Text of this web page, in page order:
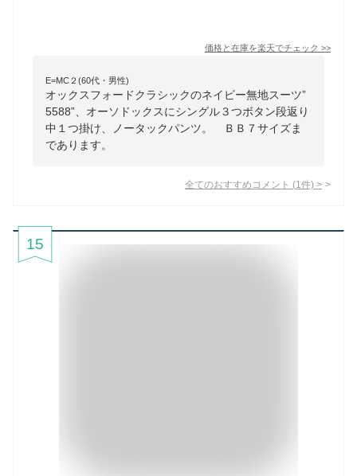
価格と在庫を楽天でチェック >>
E=MC２(60代・男性)
オックスフォードクラシックのネイビー無地スーツ”
5588”、オーソドックスにシングル３つボタン段返り
中１つ掛け、ノータックパンツ。 ＢＢ７サイズま
であります。
全てのおすすめコメント (1 件) >
15